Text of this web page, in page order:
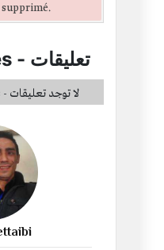
- تعليقات
Pas de commentaires - لا توجد تعليقات